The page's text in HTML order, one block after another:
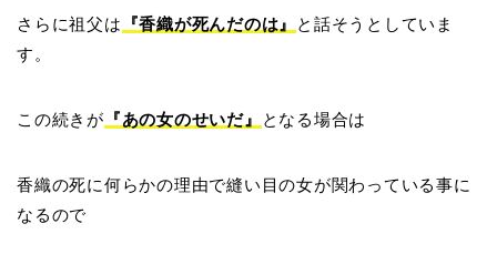
さらに祖父は 『香織が死んだのは』
と話そうとしていま
す。
この続きが 『あの女のせいだ』 となる場合は
香織の死に何らかの理由で縫い目の女が関わっている事に
なるので